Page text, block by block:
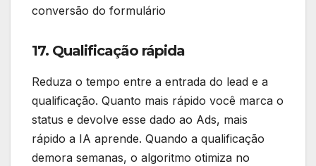
conversão do formulário
17. Qualificação rápida
Reduza o tempo entre a entrada do lead e a
qualificação. Quanto mais rápido você marca o
status e devolve esse dado ao Ads, mais
rápido a IA aprende. Quando a qualificação
demora semanas, o algoritmo otimiza no